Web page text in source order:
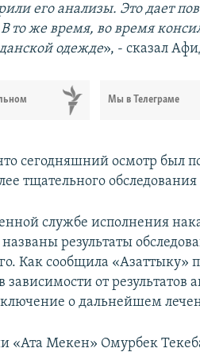
его анализы. Это дает
В то же время, во время
одежде», - сказал
Мы в Телеграме
сегодняшний осмотр был
тщательного
службе исполнения
результаты
Как сообщила «Азаттыку»
зависимости от
о дальнейшем
«Ата Мекен» Омурбек